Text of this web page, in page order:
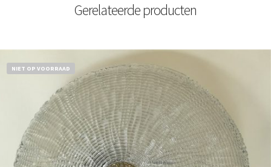
Gerelateerde producten
NIET OP VOORRAAD